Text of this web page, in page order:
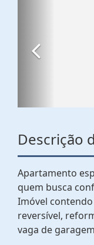
Descrição
Apartamento
quem busca
Imóvel
reversível,
vaga de